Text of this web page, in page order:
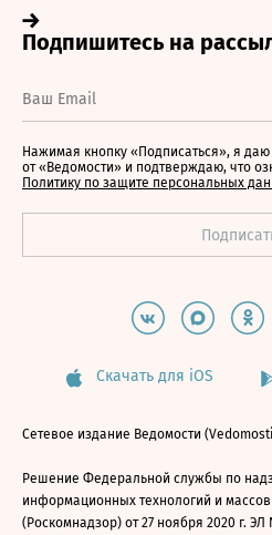
Нажимая кнопку «Подписаться», я даю
от «Ведомости» и подтверждаю, что
Политику по защите персональных
Скачать для iOS
Сетевое издание Ведомости
Решение Федеральной службы по
информационных технологий и
(Роскомнадзор) от 27 ноября 2020 г.